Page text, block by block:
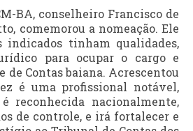
BA, conselheiro Francisco de
comemorou a nomeação. Ele
indicados tinham qualidades,
para ocupar o cargo e
de Contas baiana. Acrescentou
é uma profissional notável,
reconhecida nacionalmente,
de controle, e irá fortalecer e